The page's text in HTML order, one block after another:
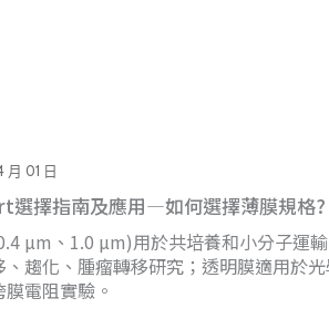
月 01 日
選擇指南及應用—如何選擇薄膜規格?
µm、1.0 µm)用於共培養和小分子運
、趨化、腫瘤轉移研究；透明膜適用於
電阻實驗。